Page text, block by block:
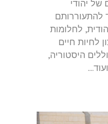
יהודי
להתעוררותם
לחלומות
לחיות חיים
היסטוריה,